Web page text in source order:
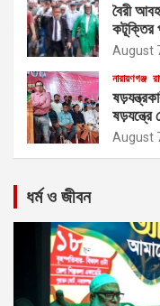
বৈরী
কটূক্তির
August
নারায়ণগঞ্জ
August
ধর্ম ও জীবন